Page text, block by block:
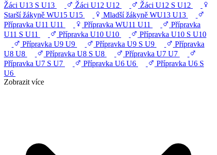
Žáci U13 S U13 Žáci U12 U12 Žáci U12 S U12
Starší žákyně WU15 U15 Mladší žákyně WU13 U13
Přípravka U11 U11 Přípravka WU11 U11
Přípravka
U11 S U11 Přípravka U10 U10 Přípravka U10 S U10
Přípravka U9 U9 Přípravka U9 S U9
Přípravka
U8 U8 Přípravka U8 S U8 Přípravka U7 U7
Přípravka U7 S U7 Přípravka U6 U6
Přípravka U6 S
U6
Zobrazit více